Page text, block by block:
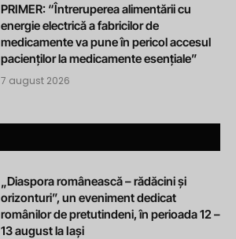
PRIMER: “Întreruperea alimentării cu
energie electrică a fabricilor de
medicamente va pune în pericol accesul
pacienților la medicamente esențiale”
7 august 2026
„Diaspora românească – rădăcini și
orizonturi”, un eveniment dedicat
românilor de pretutindeni, în perioada 12 –
13 august la Iași